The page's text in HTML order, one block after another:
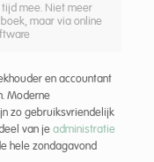
mee. Niet meer
maar via online
en accountant
Moderne
zo gebruiksvriendelijk
van je administratie
hele zondagavond